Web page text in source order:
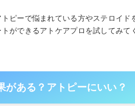
ピーで悩まれている方やステロイド
ができるアトケアプロを試してみて
がある？アトピーにいい？